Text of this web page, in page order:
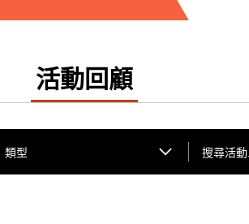
活動回顧
類型
搜尋活動……